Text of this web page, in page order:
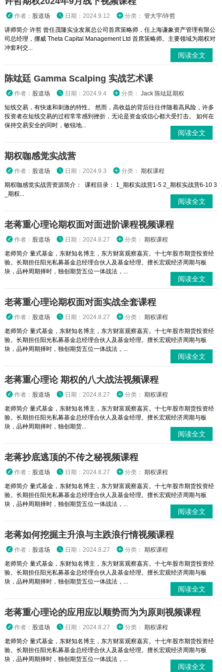
作者： 股道场 日期：2024.9.12 分类： 管大宇/许哲
讲师简介 许哲 曾任茂隆实业发展总公司首席策略师，任上海谦象资产管理有限公
司总经理，挪威 Theta Capital Management Ltd 首席策略师。主要领域为期权对
冲套利交...
阅读全文
陈竑廷 Gamma Scalping 实战艺术课
作者： 股道场 日期：2024.9.4 分类： Jack 陈竑廷期权
短线交易，有快速和刺激的特性。 然而，高收益的背后往往伴随着高风险，许多
投资者在短线交易的过程常常感到挫折，无论是资金或信心都大受打击。 如何在
保持交易安全的同时，敏锐地...
阅读全文
期权咖感觉实战营
作者： 股道场 日期：2024.9.3 分类： 期权课程
期权咖感觉实战营资源简介： 课程目录： 1_期权实战营1-5 2_期权实战营6-10 3
_期权...
阅读全文
老蒋重心理论期权面对面进阶课程视频课程
作者： 股道场 日期：2024.8.27 分类： 期权课程
老师简介 量式基金，东财知名博主，东方财富观察嘉宾。十七年股市期货投资经
验。长期担任阳光私募基金总经理合伙人及基金经理。擅长宏观经济周期与板
块，品种周期择时，独创期货五位一体战法，...
阅读全文
老蒋重心理论期权面对面实战全套课程
作者： 股道场 日期：2024.8.27 分类： 期权课程
老师简介 量式基金，东财知名博主，东方财富观察嘉宾。十七年股市期货投资经
验。长期担任阳光私募基金总经理合伙人及基金经理。擅长宏观经济周期与板
块，品种周期择时，独创期货五位一体战法，...
阅读全文
老蒋重心理论 期权的八大战法视频课程
作者： 股道场 日期：2024.8.27 分类： 期权课程
老师简介 量式基金，东财知名博主，东方财富观察嘉宾。十七年股市期货投资经
验。长期担任阳光私募基金总经理合伙人及基金经理。擅长宏观经济周期与板
块，品种周期择时，独创期货...
阅读全文
老蒋抄底逃顶的不传之秘视频课程
作者： 股道场 日期：2024.8.27 分类： 期权课程
老师简介 量式基金，东财知名博主，东方财富观察嘉宾。十七年股市期货投资经
验。长期担任阳光私募基金总经理合伙人及基金经理。擅长宏观经济周期与板
块，品种周期择时，独创期货五位一体战法，...
阅读全文
老蒋如何挖掘主升浪与主跌浪行情视频课程
作者： 股道场 日期：2024.8.27 分类： 期权课程
老师简介 量式基金，东财知名博主，东方财富观察嘉宾。十七年股市期货投资经
验。长期担任阳光私募基金总经理合伙人及基金经理。擅长宏观经济周期与板
块，品种周期择时，独创期货五位一体战法，...
阅读全文
老蒋重心理论的应用应以顺势而为为原则视频课程
作者： 股道场 日期：2024.8.27 分类： 期权课程
老师简介 量式基金，东财知名博主，东方财富观察嘉宾。十七年股市期货投资经
验。长期担任阳光私募基金总经理合伙人及基金经理。擅长宏观经济周期与板
块，品种周期择时，独创期货五位一体战法，...
阅读全文